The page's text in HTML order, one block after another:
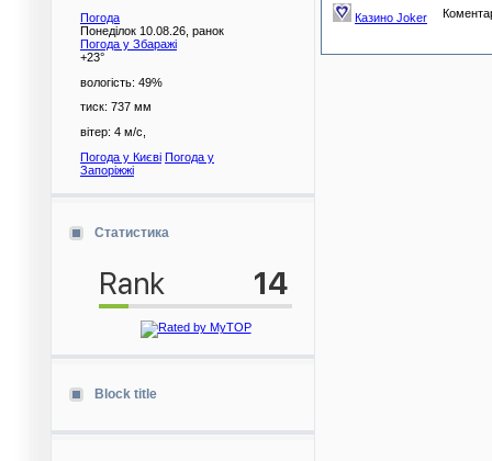
очистки для дома
Погода
Понеділок 10.08.26, ранок
Погода у Збаражі
+23°
вологість: 49%
тиск: 737 мм
вітер: 4 м/с,
Погода у Києві Погода у
Запоріжжі
Статистика
Block title
Казино Joker